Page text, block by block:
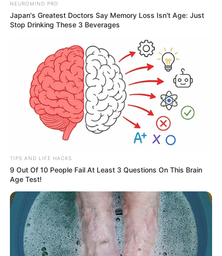
NEUROMIND PRO
Japan's Greatest Doctors Say Memory Loss Isn't Age: Just
Stop Drinking These 3 Beverages
TIPS AND LIFE HACKS
9 Out Of 10 People Fail At Least 3 Questions On This Brain
Age Test!